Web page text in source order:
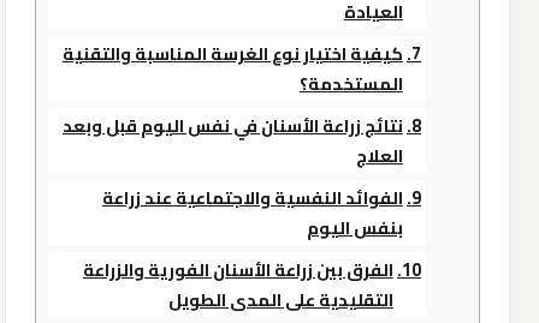
العيادة
كيفية اختيار نوع الغرسة المناسبة والتقنية
المستخدمة؟
نتائج زراعة الأسنان في نفس اليوم قبل وبعد
العلاج
الفوائد النفسية والاجتماعية عند زراعة
بنفس اليوم
الفرق بين زراعة الأسنان الفورية والزراعة
التقليدية على المدى الطويل